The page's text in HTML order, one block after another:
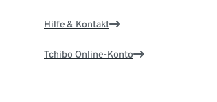
Hilfe & Kontakt
Tchibo Online-Konto